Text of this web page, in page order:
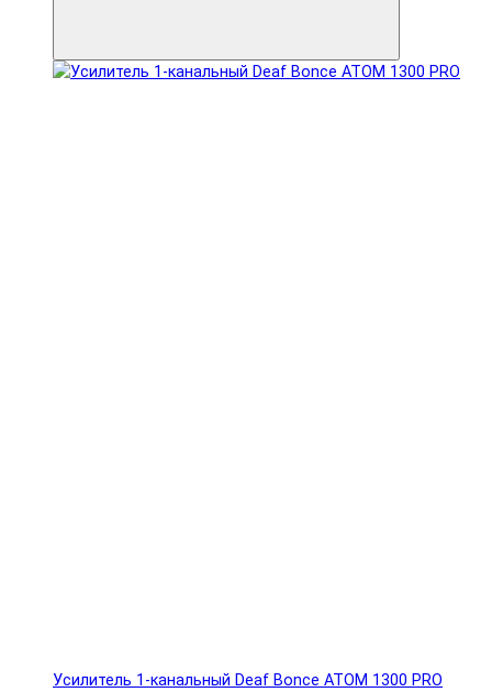
Усилитель 1-канальный Deaf Bonce ATOM 1300 PRO